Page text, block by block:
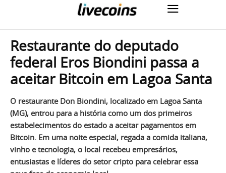
Restaurante do deputado
federal Eros Biondini passa a
aceitar Bitcoin em Lagoa Santa
O restaurante Don Biondini, localizado em Lagoa Santa
(MG), entrou para a história como um dos primeiros
estabelecimentos do estado a aceitar pagamentos em
Bitcoin. Em uma noite especial, regada a comida italiana,
vinho e tecnologia, o local recebeu empresários,
entusiastas e líderes do setor cripto para celebrar essa